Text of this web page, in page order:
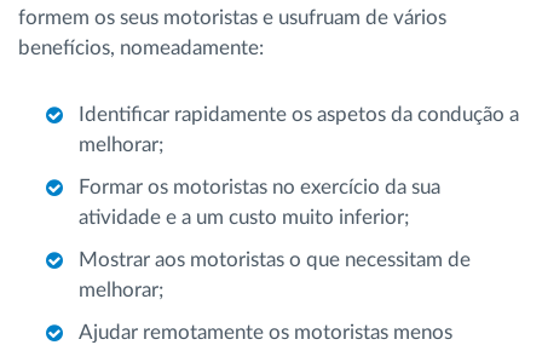
formem os seus motoristas e usufruam de vários
benefícios, nomeadamente:
Identificar rapidamente os aspetos da condução a
melhorar;
Formar os motoristas no exercício da sua
atividade e a um custo muito inferior;
Mostrar aos motoristas o que necessitam de
melhorar;
Ajudar remotamente os motoristas menos